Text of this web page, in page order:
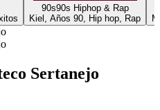
90s90s Hiphop & Rap
Kiel, Años 90, Hip hop, Rap
Sertanejo